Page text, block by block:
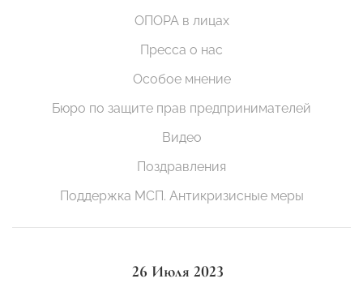
ОПОРА в лицах
Пресса о нас
Особое мнение
Бюро по защите прав предпринимателей
Видео
Поздравления
Поддержка МСП. Антикризисные меры
26 Июля 2023